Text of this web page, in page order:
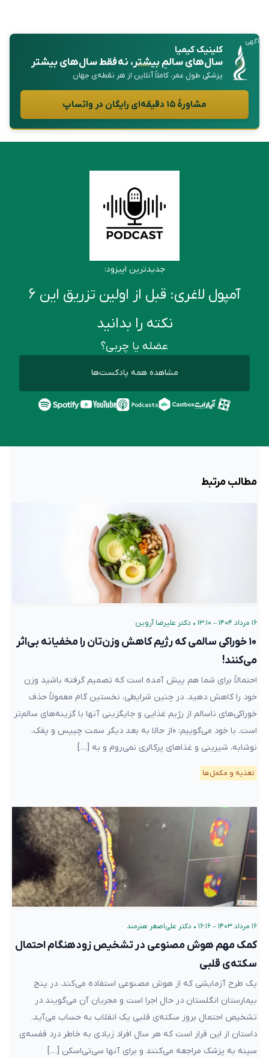
آگهی
کلینیک کیمیا
سال‌های سالمِبیشتر، نه فقط سال‌های بیشتر
پزشکی طول عمر، کاملاً آنلاین از هر نقطه‌ی جهان
مشاورهٔ ۱۵ دقیقه‌ای رایگان در واتساپ
جدیدترین اپیزود:
آمپول لاغری: قبل از اولین تزریق این ۶
نکته را بدانید
عضله یا چربی؟
مشاهده همه پادکست‌ها
مطالب مرتبط
۱۶ مرداد ۱۴۰۴ – ۱۳:۱۰ • دکتر علیرضا آروین
۱۰ خوراکی سالمی که رژیم کاهش وزن‌تان را مخفیانه بی‌اثر
می‌کنند!
احتمالاً برای شما هم پیش آمده است که تصمیم گرفته باشید وزن
خود را کاهش دهید. در چنین شرایطی، نخستین گام معمولاً حذف
خوراکی‌های ناسالم از رژیم غذایی و جایگزینی آنها با گزینه‌های سالم‌تر
است. با خود می‌گوییم: «از حالا به بعد دیگر سمت چیپس و پفک،
نوشابه، شیرینی و غذاهای پرکالری نمی‌روم و به […]
تغذیه و مکمل‌ها
۱۶ مرداد ۱۴۰۳ – ۱۶:۱۶ • دکتر علی‌اصغر هنرمند
کمک مهم هوش مصنوعی در تشخیص زودهنگام احتمال
سکته‌ی قلبی
یک طرح آزمایشی که از هوش مصنوعی استفاده می‌کند، در پنج
بیمارستان انگلستان در حال اجرا است و مجریان آن می‌گویند در
تشخیص احتمال بروز سکته‌ی قلبی یک انقلاب به حساب می‌آید.
داستان از این قرار است که هر سال افراد زیادی به خاطر درد قفسه‌ی
سینه به پزشک مراجعه می‌کنند و برای آنها سی‌تی‌اسکن […]